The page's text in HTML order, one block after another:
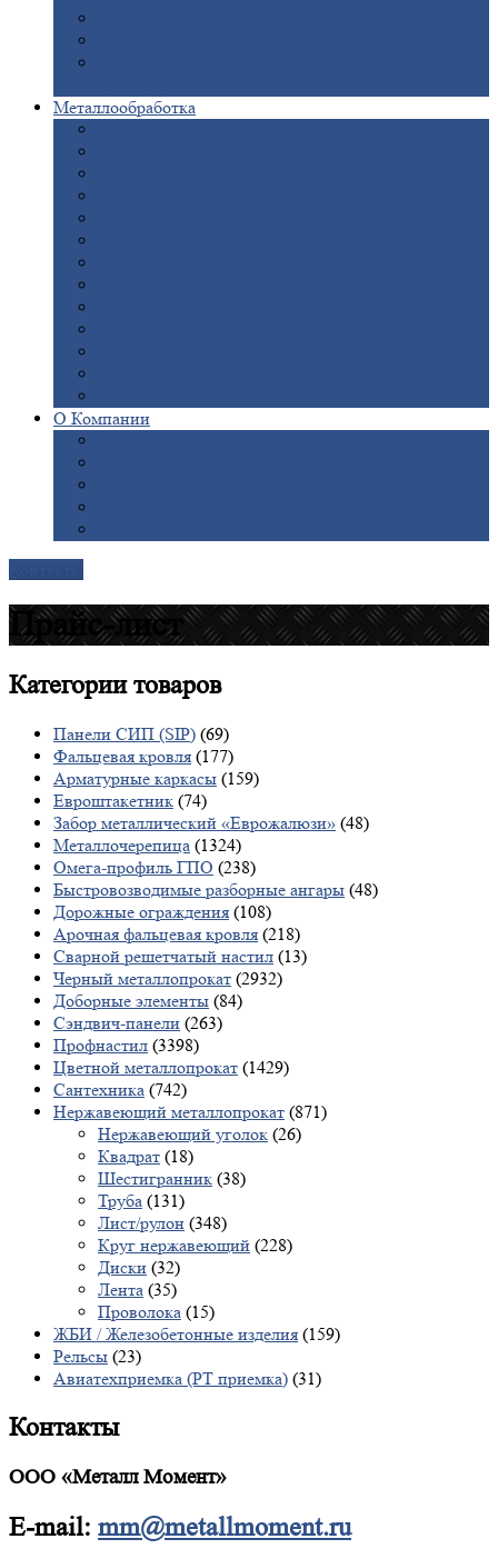
Металлообработка
О Компании
Прайс-лист
Категориитоваров
Панели СИП (SIP) (69)
Фальцевая кровля (177)
Арматурные каркасы (159)
Евроштакетник (74)
Забор металлический «Еврожалюзи» (48)
Металлочерепица (1324)
Омега-профиль ГПО (238)
Быстровозводимые разборные ангары (48)
Дорожные ограждения (108)
Арочная фальцевая кровля (218)
Сварной решетчатый настил (13)
Черный металлопрокат (2932)
Доборные элементы (84)
Сэндвич-панели (263)
Профнастил (3398)
Цветной металлопрокат (1429)
Сантехника (742)
Нержавеющий металлопрокат (871)
Нержавеющий уголок (26)
Квадрат (18)
Шестигранник (38)
Труба (131)
Лист/рулон (348)
Круг нержавеющий (228)
Диски (32)
Лента (35)
Проволока (15)
ЖБИ / Железобетонные изделия (159)
Рельсы (23)
Авиатехприемка (РТ приемка) (31)
Контакты
ООО «Металл Момент»
E-mail: mm@metallmoment.ru